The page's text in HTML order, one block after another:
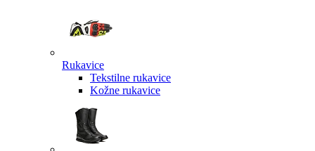
Rukavice
Tekstilne rukavice
Kožne rukavice